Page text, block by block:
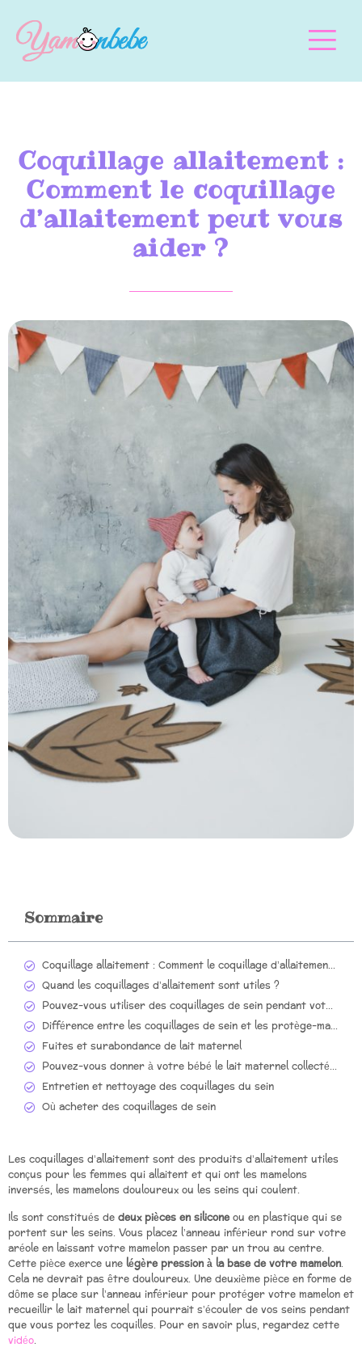
Coquillage allaitement :
Comment le coquillage
d’allaitement peut vous
aider ?
Sommaire
Coquillage allaitement : Comment le coquillage d’allaitement peut vous aider ?
Quand les coquillages d’allaitement sont utiles ?
Pouvez-vous utiliser des coquillages de sein pendant votre grossesse ?
Différence entre les coquillages de sein et les protège-mamelons
Fuites et surabondance de lait maternel
Pouvez-vous donner à votre bébé le lait maternel collecté ?
Entretien et nettoyage des coquillages du sein
Où acheter des coquillages de sein
Les coquillages d’allaitement sont des produits d’allaitement utiles
conçus pour les femmes qui allaitent et qui ont les mamelons
inversés, les mamelons douloureux ou les seins qui coulent.
Ils sont constitués dedeux pièces en siliconeou en plastique qui se
portent sur les seins. Vous placez l’anneau inférieur rond sur votre
aréole en laissant votre mamelon passer par un trou au centre.
Cette pièce exerce unelégère pression à la base de votre mamelon.
Cela ne devrait pas être douloureux. Une deuxième pièce en forme de
dôme se place sur l’anneau inférieur pour protéger votre mamelon et
recueillir le lait maternel qui pourrait s’écouler de vos seins pendant
que vous portez les coquilles. Pour en savoir plus, regardez cette
vidéo.